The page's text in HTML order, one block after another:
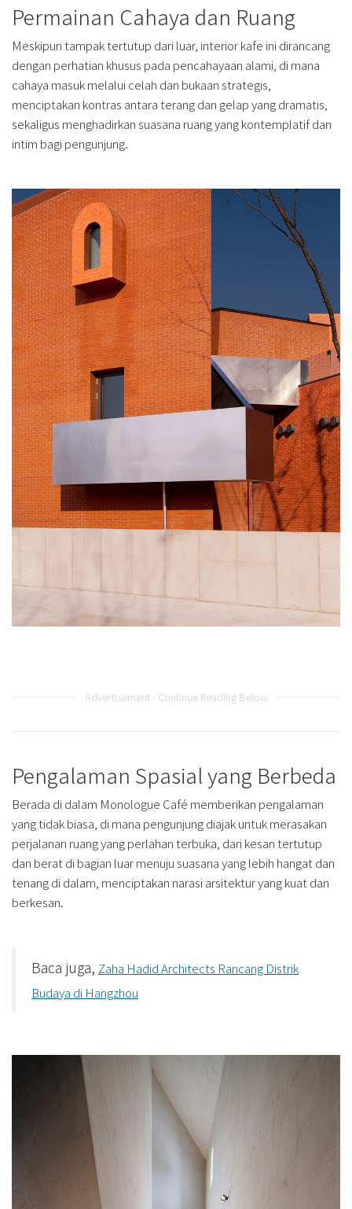
Permainan Cahaya dan Ruang
Meskipun tampak tertutup dari luar, interior kafe ini dirancang
dengan perhatian khusus pada pencahayaan alami, di mana
cahaya masuk melalui celah dan bukaan strategis,
menciptakan kontras antara terang dan gelap yang dramatis,
sekaligus menghadirkan suasana ruang yang kontemplatif dan
intim bagi pengunjung.
Advertisement - Continue Reading Below
Pengalaman Spasial yang Berbeda
Berada di dalam Monologue Café memberikan pengalaman
yang tidak biasa, di mana pengunjung diajak untuk merasakan
perjalanan ruang yang perlahan terbuka, dari kesan tertutup
dan berat di bagian luar menuju suasana yang lebih hangat dan
tenang di dalam, menciptakan narasi arsitektur yang kuat dan
berkesan.
Baca juga, Zaha Hadid Architects Rancang Distrik
Budaya di Hangzhou